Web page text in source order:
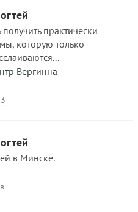
практически
которую только
Вергинна
в Минске.